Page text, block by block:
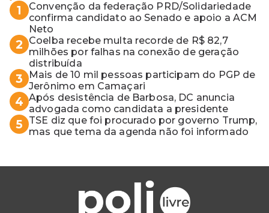
1
Convenção da federação PRD/Solidariedade
confirma candidato ao Senado e apoio a ACM
Neto
2
Coelba recebe multa recorde de R$ 82,7
milhões por falhas na conexão de geração
distribuída
3
Mais de 10 mil pessoas participam do PGP de
Jerônimo em Camaçari
4 Após desistência de Barbosa, DC anuncia
advogada como candidata a presidente
5
TSE diz que foi procurado por governo Trump,
mas que tema da agenda não foi informado